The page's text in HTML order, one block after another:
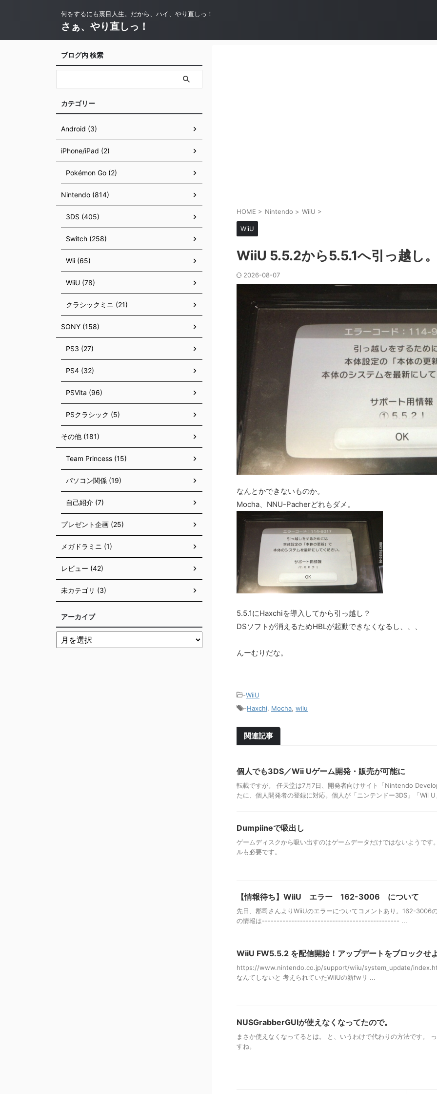
何をするにも裏目人生。だから、ハイ、やり直しっ！
さぁ、やり直しっ！
HOME > Nintendo > WiiU >
WiiU
WiiU 5.5.2から5.5.1へ引っ越し
2026-08-07
なんとかできないものか。
Mocha、NNU-Pacherどれもダメ。
5.5.1にHaxchiを導入してから引っ越し？
DSソフトが消えるためHBLが起動できなくなるし、、、
んーむりだな。
-WiiU
-Haxchi Mocha wiiu
関連記事
個人でも3DS／Wii Uゲーム開発・販売が可能に
転載ですが。 任天堂は7月7日、開発者向けサイト「Nintendo
たに、個人開発者の登録に対応。個人が「ニンテンドー3DS」「Wii
Dumpiineで吸出し
ゲームディスクから吸い出すのはゲームデータだけではないようです
ルも必要です。
【情報待ち】WiiU エラー 162-3006 について
先日、郡司さんよりWiiUのエラーについてコメントあり。162-
の情報は----------------------------------------------- ...
WiiU FW5.5.2 を配信開始！アップデートをブロックせ
https://www.nintendo.co.jp/support/wiiu/system_update/
なんてしないと 考えられていたWiiUの新fwリ ...
NUSGrabberGUIが使えなくなってたので。
まさか使えなくなってるとは。 と、いうわけで代わりの方法です。
すね。
ブログ内 検索
カテゴリー
Android (3)
iPhone/iPad (2)
Pokémon Go (2)
Nintendo (814)
3DS (405)
Switch (258)
Wii (65)
WiiU (78)
クラシックミニ (21)
SONY (158)
PS3 (27)
PS4 (32)
PSVita (96)
PSクラシック (5)
その他 (181)
Team Princess (15)
パソコン関係 (19)
自己紹介 (7)
プレゼント企画 (25)
メガドラミニ (1)
レビュー (42)
未カテゴリ (3)
アーカイブ